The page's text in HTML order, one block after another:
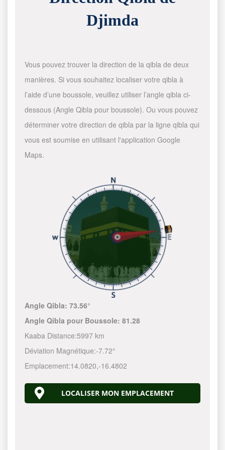
Djimda
Vous pouvez trouver la direction de la qibla de deux
manières. Si vous souhaitez localiser votre qibla à
l’aide d’une boussole, veuillez utiliser l’angle qibla ci-
dessous (Angle Qibla pour boussole). Ou vous pouvez
déterminer votre direction de qibla par la ligne qibla qui
vous est soumise en utilisant l'application Google
Maps.
Angle Qibla:73.56°
Angle Qibla pour Boussole:81.28
Kaaba Distance:5997 km
Déviation Magnétique:-7.72°
Emplacement:14.0820,-16.4802
LOCALISER MON EMPLACEMENT